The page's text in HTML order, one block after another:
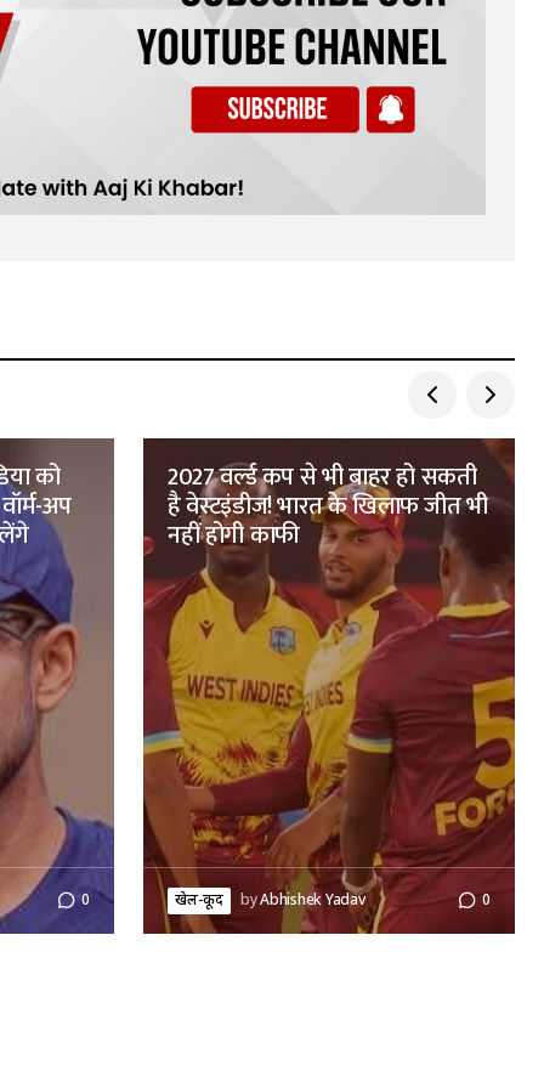
को
अप
0
2027 वर्ल्ड कप से भी बाहर हो सकती
है वेस्टइंडीज! भारत के खिलाफ जीत भी
नहीं होगी काफी
खेल-कूद byAbhishek Yadav 0